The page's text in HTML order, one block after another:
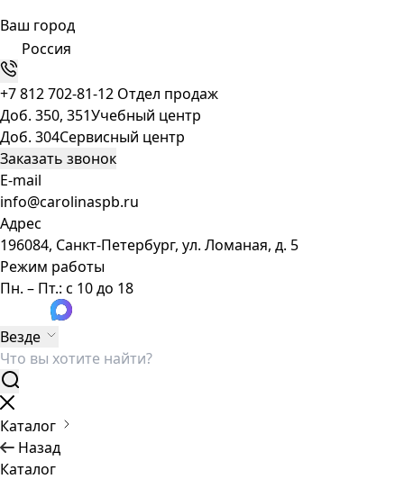
Ваш город
Россия
+7 812 702-81-12 Отдел продаж
Доб. 350, 351Учебный центр
Доб. 304Сервисный центр
Заказать звонок
E-mail
info@carolinaspb.ru
Адрес
196084, Санкт-Петербург, ул. Ломаная, д. 5
Режим работы
Пн. – Пт.: с 10 до 18
Везде
Каталог
Назад
Каталог